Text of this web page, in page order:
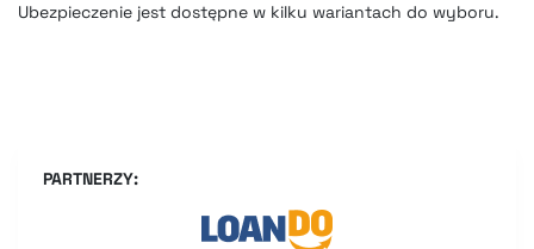
Ubezpieczenie jest dostępne w kilku wariantach do wyboru.
PARTNERZY: